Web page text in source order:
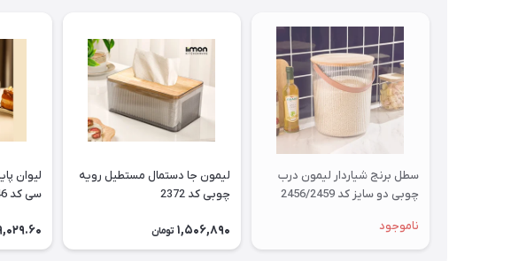
سطل برنج شیاردار لیمون درب
چوبی دو سایز کد 2456/2459
ناموجود
لیمون جا دستمال مستطیل رویه
چوبی کد 2372
1,506,890 تومان
سی کد 2446